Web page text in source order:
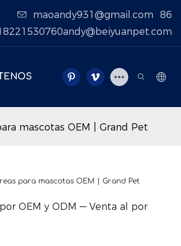
maoandy931@gmail.com
86
mascotas OEM | Grand Pet
para mascotas OEM | Grand Pet
OEM y ODM — Venta al por